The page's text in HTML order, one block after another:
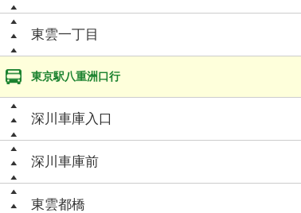
東雲一丁目
東京駅八重洲口行
深川車庫入口
深川車庫前
東雲都橋